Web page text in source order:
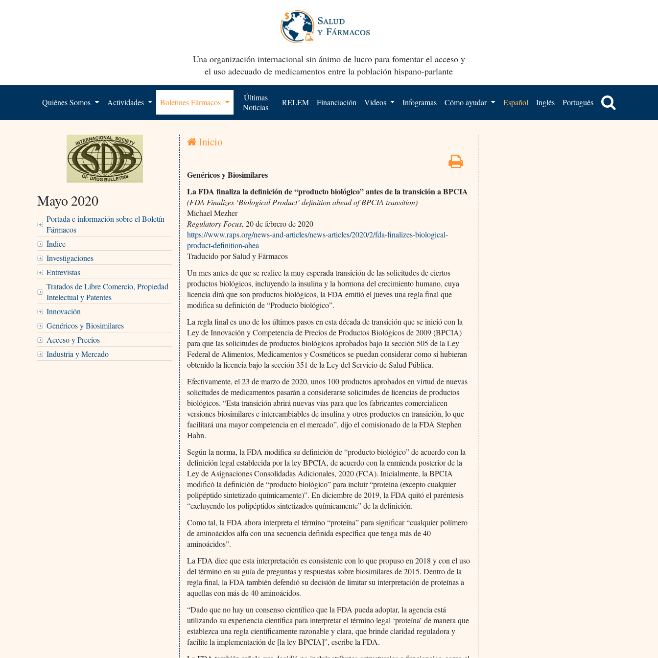
Una organización internacional sin ánimo de lucro para fomentar el acceso y
el uso adecuado de medicamentos entre la población hispano-parlante
Quiénes Somos Actividades Boletines Fármacos
Últimas
Noticias
RELEM Financiación Videos Infogramas Cómo ayudar Español Inglés Portugués
Mayo 2020
Portada e información sobre el Boletín
Fármacos
Índice
Investigaciones
Entrevistas
Tratados de Libre Comercio, Propiedad
Intelectual y Patentes
Innovación
Genéricos y Biosimilares
Acceso y Precios
Industria y Mercado
Inicio
Genéricos y Biosimilares
La FDA finaliza la definición de “producto biológico” antes de la transición a BPCIA
(FDA Finalizes ‘Biological Product’ definition ahead of BPCIA transition)
Michael Mezher
Regulatory Focus, 20 de febrero de 2020
https://www.raps.org/news-and-articles/news-articles/2020/2/fda-finalizes-biological-
product-definition-ahea
Traducido por Salud y Fármacos
Un mes antes de que se realice la muy esperada transición de las solicitudes de ciertos
productos biológicos, incluyendo la insulina y la hormona del crecimiento humano, cuya
licencia dirá que son productos biológicos, la FDA emitió el jueves una regla final que
modifica su definición de “Producto biológico”.
La regla final es uno de los últimos pasos en esta década de transición que se inició con la
Ley de Innovación y Competencia de Precios de Productos Biológicos de 2009 (BPCIA)
para que las solicitudes de productos biológicos aprobados bajo la sección 505 de la Ley
Federal de Alimentos, Medicamentos y Cosméticos se puedan considerar como si hubieran
obtenido la licencia bajo la sección 351 de la Ley del Servicio de Salud Pública.
Efectivamente, el 23 de marzo de 2020, unos 100 productos aprobados en virtud de nuevas
solicitudes de medicamentos pasarán a considerarse solicitudes de licencias de productos
biológicos. “Esta transición abrirá nuevas vías para que los fabricantes comercialicen
versiones biosimilares e intercambiables de insulina y otros productos en transición, lo que
facilitará una mayor competencia en el mercado”, dijo el comisionado de la FDA Stephen
Hahn.
Según la norma, la FDA modifica su definición de “producto biológico” de acuerdo con la
definición legal establecida por la ley BPCIA, de acuerdo con la enmienda posterior de la
Ley de Asignaciones Consolidadas Adicionales, 2020 (FCA). Inicialmente, la BPCIA
modificó la definición de “producto biológico” para incluir “proteína (excepto cualquier
polipéptido sintetizado químicamente)”. En diciembre de 2019, la FDA quitó el paréntesis
“excluyendo los polipéptidos sintetizados químicamente” de la definición.
Como tal, la FDA ahora interpreta el término “proteína” para significar “cualquier polímero
de aminoácidos alfa con una secuencia definida específica que tenga más de 40
aminoácidos”.
La FDA dice que esta interpretación es consistente con lo que propuso en 2018 y con el uso
del término en su guía de preguntas y respuestas sobre biosimilares de 2015. Dentro de la
regla final, la FDA también defendió su decisión de limitar su interpretación de proteínas a
aquellas con más de 40 aminoácidos.
“Dado que no hay un consenso científico que la FDA pueda adoptar, la agencia está
utilizando su experiencia científica para interpretar el término legal ‘proteína’ de manera que
establezca una regla científicamente razonable y clara, que brinde claridad reguladora y
facilite la implementación de [la ley BPCIA]”, escribe la FDA.